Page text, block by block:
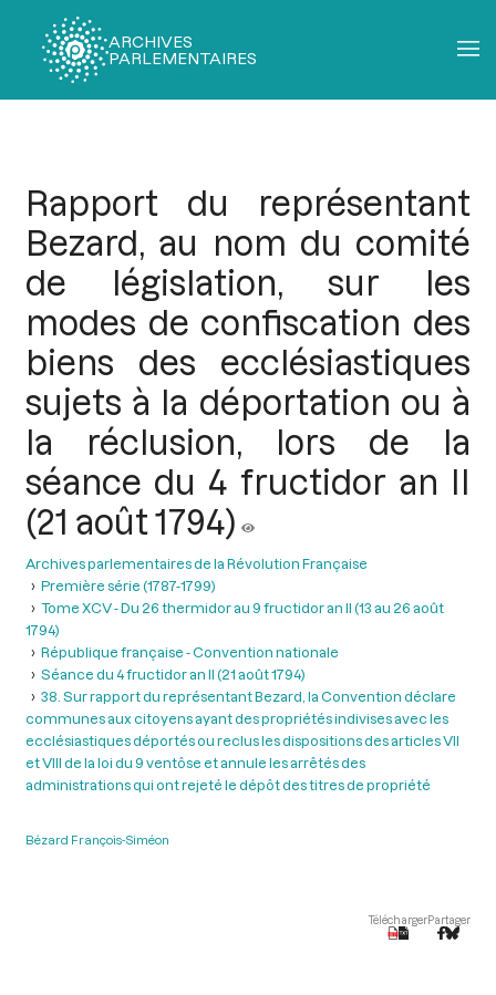
ARCHIVES
PARLEMENTAIRES
Rapport du représentant
Bezard, au nom du comité
de législation, sur les
modes de confiscation des
biens des ecclésiastiques
sujets à la déportation ou à
la réclusion, lors de la
séance du 4 fructidor an II
(21 août 1794)
Archives parlementaires de la Révolution Française
Première série (1787-1799)
Tome XCV - Du 26 thermidor au 9 fructidor an II (13 au 26 août
1794)
République française - Convention nationale
Séance du 4 fructidor an II (21 août 1794)
38. Sur rapport du représentant Bezard, la Convention déclare
communes aux citoyens ayant des propriétés indivises avec les
ecclésiastiques déportés ou reclus les dispositions des articles VII
et VIII de la loi du 9 ventôse et annule les arrêtés des
administrations qui ont rejeté le dépôt des titres de propriété
Bézard François-Siméon
TéléchargerPartager